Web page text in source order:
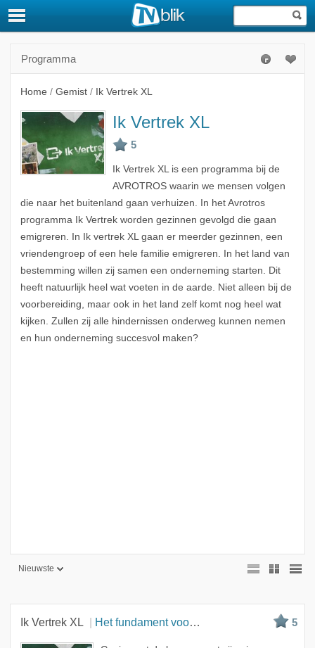
Programma
Home / Gemist / Ik Vertrek XL
Ik Vertrek XL
Ik Vertrek XL is een programma bij de
AVROTROS waarin we mensen volgen
die naar het buitenland gaan verhuizen. In het Avrotros
programma Ik Vertrek worden gezinnen gevolgd die gaan
emigreren. In Ik vertrek XL gaan er meerder gezinnen, een
vriendengroep of een hele familie emigreren. In het land van
bestemming willen zij samen een onderneming starten. Dit
heeft natuurlijk heel wat voeten in de aarde. Niet alleen bij de
voorbereiding, maar ook in het land zelf komt nog heel wat
kijken. Zullen zij alle hindernissen onderweg kunnen nemen
en hun onderneming succesvol maken?
Nieuwste
Ik Vertrek XL Het fundament voor de toekomst 5